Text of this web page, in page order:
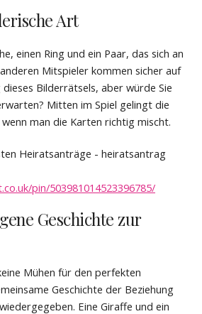
Art
einen Ring und ein Paar, das sich an
Mitspieler kommen sicher auf
dieses Bilderrätsels, aber würde Sie
Mitten im Spiel gelingt die
man die Karten richtig mischt.
pin/503981014523396785/
Geschichte zur
Mühen für den perfekten
Geschichte der Beziehung
Eine Giraffe und ein